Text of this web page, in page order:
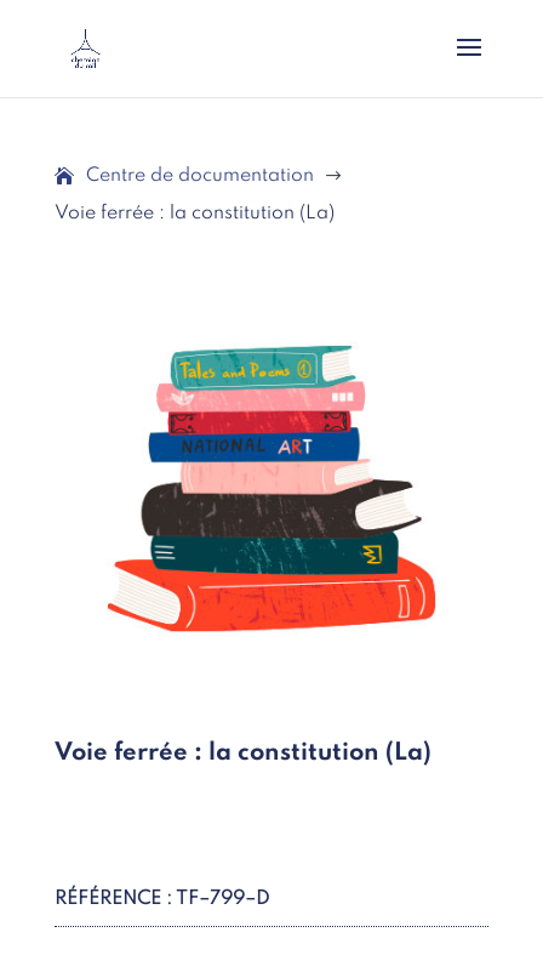
Centre de documentation
$
Voie ferrée : la constitution (La)
Voie ferrée : la constitution (La)
RÉFÉRENCE : TF–799–D